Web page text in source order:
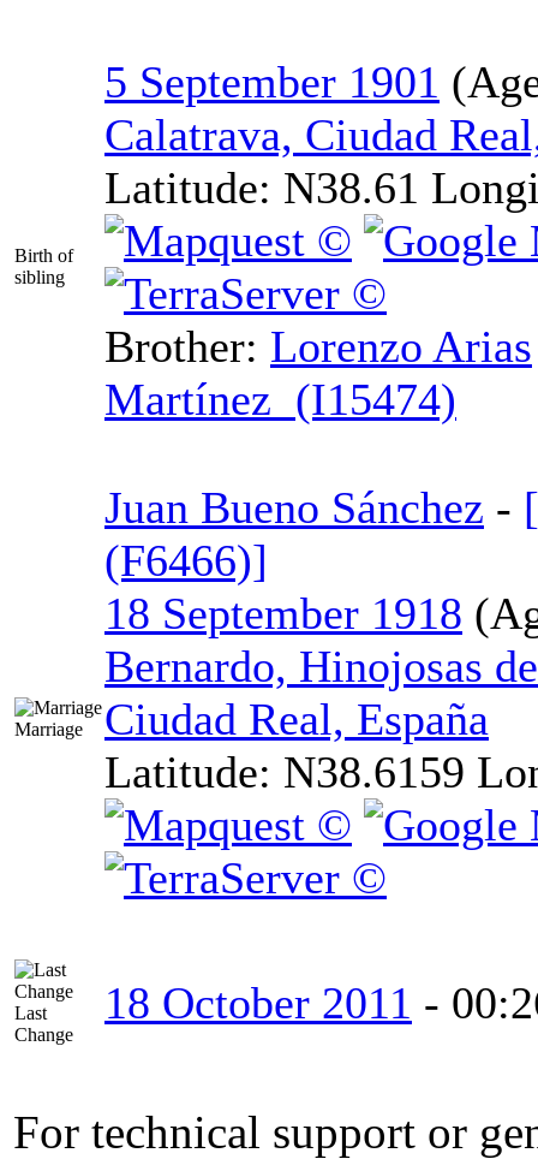
Birth of
sibling
5 September 1901
Calatrava, Ciudad
Latitude: N38.61
Brother: Lorenzo Arias
Martínez (I15474)
Marriage
Juan Bueno Sánchez -
‎(F6466)‎‎]
18 September 1918
Bernardo, Hinojosas
Ciudad Real, España
Latitude: N38.6159
Last
Change
18 October 2011 -
For technical support or